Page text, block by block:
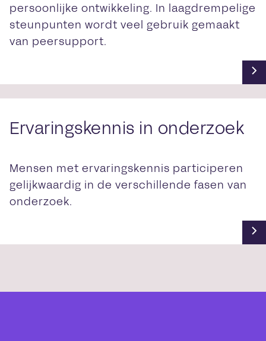
persoonlijke ontwikkeling. In laagdrempelige
steunpunten wordt veel gebruik gemaakt
van peersupport.
Ervaringskennis in onderzoek
Mensen met ervaringskennis participeren
gelijkwaardig in de verschillende fasen van
onderzoek.